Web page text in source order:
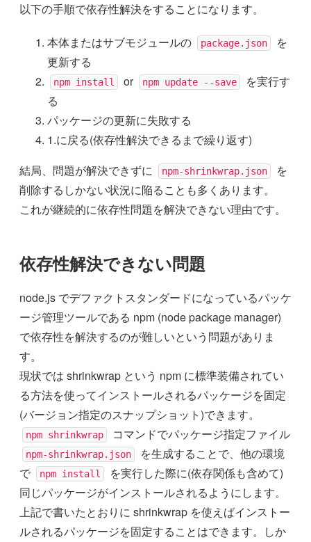
以下の手順で依存性解決をすることになります。
本体またはサブモジュールの package.json
を
更新する
npm install or npm update --save
を実行す
る
パッケージの更新に失敗する
1.に戻る(依存性解決できるまで繰り返す)
結局、問題が解決できずに
npm-shrinkwrap.json
を
削除するしかない状況に陥ることも多くあります。
これが継続的に依存性問題を解決できない理由です。
依存性解決できない問題
node.js でデファクトスタンダードになっているパッケ
ージ管理ツールである npm (node package manager)
で依存性を解決するのが難しいという問題がありま
す。
現状では shrinkwrap という npm に標準装備されてい
る方法を使ってインストールされるパッケージを固定
(バージョン指定のスナップショット)できます。
npm shrinkwrap コマンドでパッケージ指定ファイル
npm-shrinkwrap.json
を生成することで、他の環境
で
npm install
を実行した際に(依存関係も含めて)
同じパッケージがインストールされるようにします。
上記で書いたとおりに shrinkwrap を使えばインストー
ルされるパッケージを固定することはできます。しか